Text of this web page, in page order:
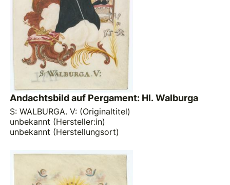
Andachtsbild auf Pergament: Hl. Walburga
S: WALBURGA. V: (Originaltitel)
unbekannt (Hersteller:in)
unbekannt (Herstellungsort)